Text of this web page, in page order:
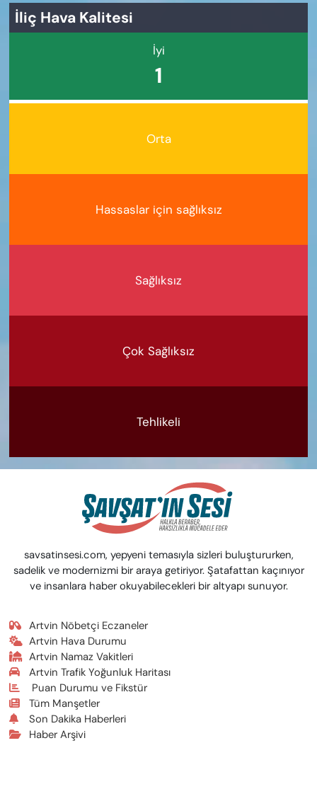
İliç Hava Kalitesi
İyi
1
Orta
Hassaslar için sağlıksız
Sağlıksız
Çok Sağlıksız
Tehlikeli
savsatinsesi.com, yepyeni temasıyla sizleri buluştururken,
sadelik ve modernizmi bir araya getiriyor. Şatafattan kaçınıyor
ve insanlara haber okuyabilecekleri bir altyapı sunuyor.
Artvin Nöbetçi Eczaneler
Artvin Hava Durumu
Artvin Namaz Vakitleri
Artvin Trafik Yoğunluk Haritası
Puan Durumu ve Fikstür
Tüm Manşetler
Son Dakika Haberleri
Haber Arşivi